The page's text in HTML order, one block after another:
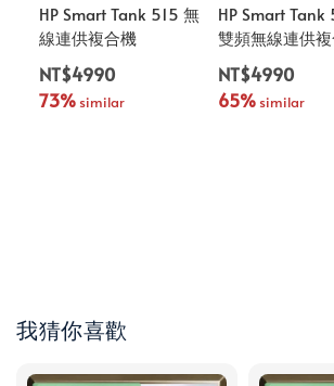
HP Smart Tank 515 無
線連供複合機
NT$4990
73% similar
HP Smart Tank
雙頻無線連供
NT$4990
65% similar
我猜你喜歡